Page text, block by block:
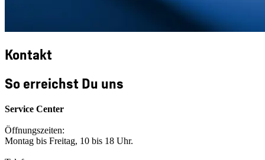
Kontakt
So erreichst Du uns
Service Center
Öffnungszeiten:
Montag bis Freitag, 10 bis 18 Uhr.